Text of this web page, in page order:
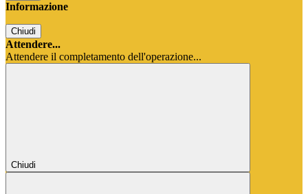
Informazione
Chiudi
Attendere...
Attendere il completamento dell'operazione...
Chiudi